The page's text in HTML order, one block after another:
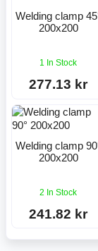
Welding clamp
200x200
1 In Stock
277.13 kr
Welding clamp
200x200
2 In Stock
241.82 kr